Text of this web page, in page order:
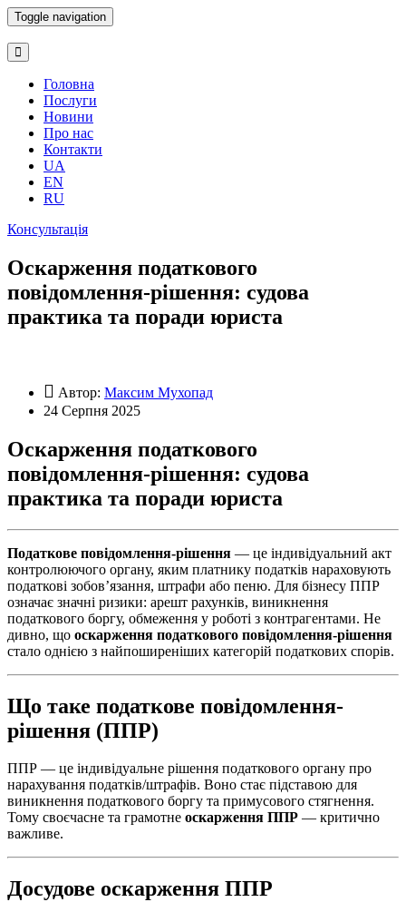
Toggle navigation
Головна
Послуги
Новини
Про нас
Контакти
UA
EN
RU
Консультація
Оскарження податкового
повідомлення-рішення: судова
практика та поради юриста
Автор: Максим Мухопад
24 Серпня 2025
Оскарження податкового
повідомлення-рішення: судова
практика та поради юриста
Податкове повідомлення-рішення — це індивідуальний акт
контролюючого органу, яким платнику податків нараховують
податкові зобов’язання, штрафи або пеню. Для бізнесу ППР
означає значні ризики: арешт рахунків, виникнення
податкового боргу, обмеження у роботі з контрагентами. Не
дивно, що оскарження податкового повідомлення-рішення
стало однією з найпоширеніших категорій податкових спорів.
Що таке податкове повідомлення-
рішення (ППР)
ППР — це індивідуальне рішення податкового органу про
нарахування податків/штрафів. Воно стає підставою для
виникнення податкового боргу та примусового стягнення.
Тому своєчасне та грамотне оскарження ППР — критично
важливе.
Досудове оскарження ППР